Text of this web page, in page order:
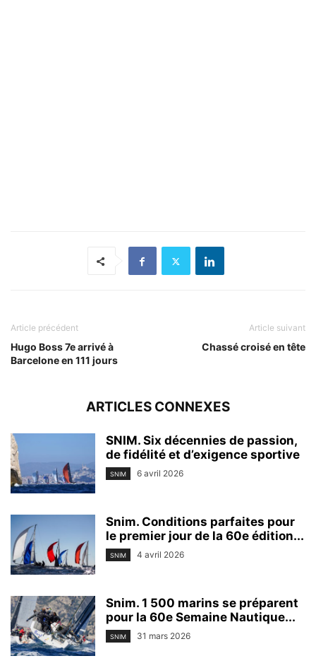
Article précédent
Hugo Boss 7e arrivé à
Barcelone en 111 jours
Article suivant
Chassé croisé en tête
ARTICLES CONNEXES
SNIM. Six décennies de passion,
de fidélité et d’exigence sportive
SNIM 6 avril 2026
Snim. Conditions parfaites pour
le premier jour de la 60e édition...
SNIM 4 avril 2026
Snim. 1 500 marins se préparent
pour la 60e Semaine Nautique...
SNIM 31 mars 2026